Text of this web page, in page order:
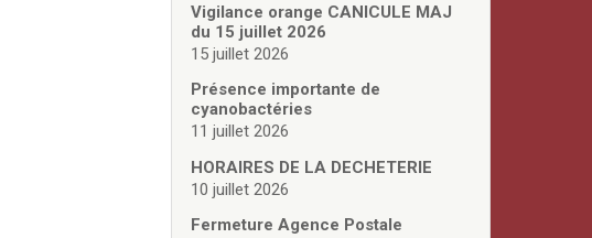
Vigilance orange CANICULE MAJ
du 15 juillet 2026
15 juillet 2026
Présence importante de
cyanobactéries
11 juillet 2026
HORAIRES DE LA DECHETERIE
10 juillet 2026
Fermeture Agence Postale